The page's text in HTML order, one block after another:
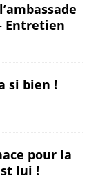
Entretien
si bien !
pour la
lui !